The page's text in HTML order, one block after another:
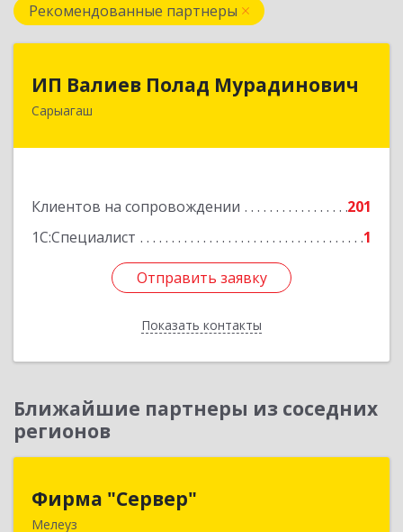
Рекомендованные партнеры
ИП Валиев Полад Мурадинович
Сарыагаш
Клиентов на сопровождении
201
1С:Специалист
1
Отправить заявку
Показать контакты
160900, Республика Казахстан, Туркестанская
Подробнее
Отправить заявку
Назад
Ближайшие партнеры из соседних
регионов
Фирма "Сервер"
Мелеуз
453852, Башкортостан Респ, Мелеузовский р-н,